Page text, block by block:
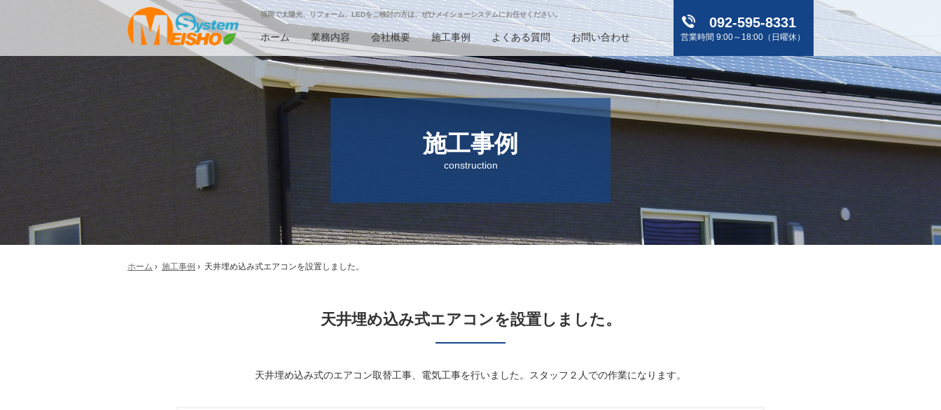
福岡で太陽光、リフォーム、LEDをご検討の方は、ぜひメイショーシステムにお任せください。
ホーム 業務内容 会社概要 施工事例 よくある質問 お問い合わせ
092-595-8331
営業時間 9:00～18:00（日曜休）
施工事例
construction
ホーム › 施工事例 › 天井埋め込み式エアコンを設置しました。
天井埋め込み式エアコンを設置しました。
天井埋め込み式のエアコン取替工事、電気工事を行いました。スタッフ２人での作業になります。